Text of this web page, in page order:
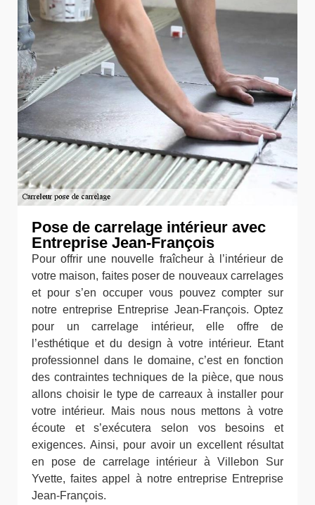
Pose de carrelage intérieur avec
Entreprise Jean-François
Pour offrir une nouvelle fraîcheur à l’intérieur de
votre maison, faites poser de nouveaux carrelages
et pour s’en occuper vous pouvez compter sur
notre entreprise Entreprise Jean-François. Optez
pour un carrelage intérieur, elle offre de
l’esthétique et du design à votre intérieur. Etant
professionnel dans le domaine, c’est en fonction
des contraintes techniques de la pièce, que nous
allons choisir le type de carreaux à installer pour
votre intérieur. Mais nous nous mettons à votre
écoute et s’exécutera selon vos besoins et
exigences. Ainsi, pour avoir un excellent résultat
en pose de carrelage intérieur à Villebon Sur
Yvette, faites appel à notre entreprise Entreprise
Jean-François.